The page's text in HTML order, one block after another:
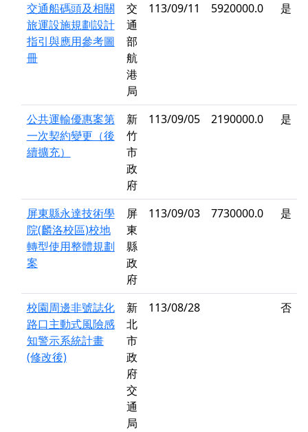
交通船碼頭及相關
旅運設施規劃設計
指引與應用參考圖
冊
交
通
部
航
港
局
113/09/11 5920000.0 是
公共運輸優惠案第
一次契約變更（後
續擴充）
新
竹
市
政
府
113/09/05 2190000.0 是
屏東縣永達技術學
院(麟洛校區)校地
轉型使用整體規劃
案
屏
東
縣
政
府
113/09/03 7730000.0 是
校園周邊非號誌化
路口主動式風險感
知警示系統計畫
(修改後)
新
北
市
政
府
交
通
局
113/08/28 否